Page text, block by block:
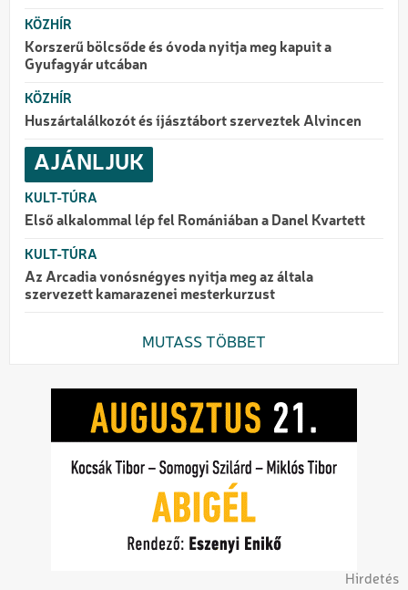
KÖZHÍR
Korszerű bölcsőde és óvoda nyitja meg kapuit a
Gyufagyár utcában
KÖZHÍR
Huszártalálkozót és íjásztábort szerveztek Alvincen
AJÁNLJUK
KULT-TÚRA
Első alkalommal lép fel Romániában a Danel Kvartett
KULT-TÚRA
Az Arcadia vonósnégyes nyitja meg az általa
szervezett kamarazenei mesterkurzust
MUTASS TÖBBET
Hirdetés